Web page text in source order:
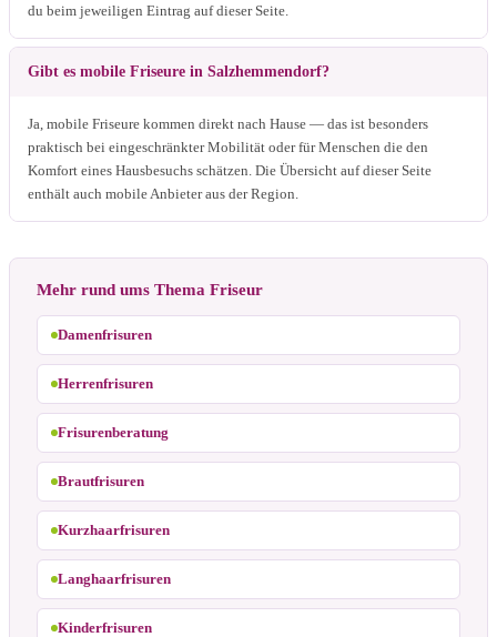
du beim jeweiligen Eintrag auf dieser Seite.
Gibt es mobile Friseure in Salzhemmendorf?
Ja, mobile Friseure kommen direkt nach Hause — das ist besonders
praktisch bei eingeschränkter Mobilität oder für Menschen die den
Komfort eines Hausbesuchs schätzen. Die Übersicht auf dieser Seite
enthält auch mobile Anbieter aus der Region.
Mehr rund ums Thema Friseur
Damenfrisuren
Herrenfrisuren
Frisurenberatung
Brautfrisuren
Kurzhaarfrisuren
Langhaarfrisuren
Kinderfrisuren